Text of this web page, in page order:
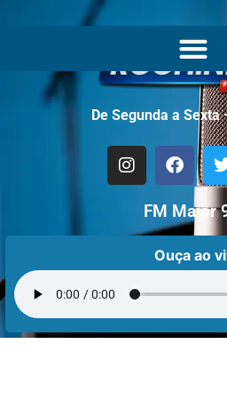
De Segunda a Sexta
FM Maior
Ouça ao